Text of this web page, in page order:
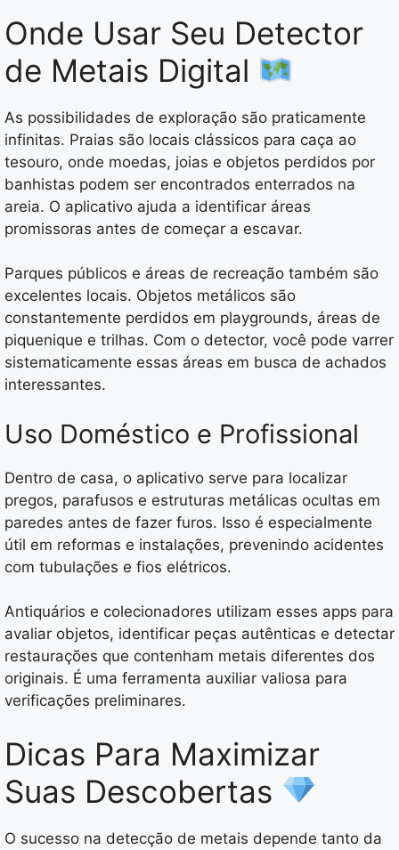
Onde Usar Seu Detector
de Metais Digital
As possibilidades de exploração são praticamente
infinitas. Praias são locais clássicos para caça ao
tesouro, onde moedas, joias e objetos perdidos por
banhistas podem ser encontrados enterrados na
areia. O aplicativo ajuda a identificar áreas
promissoras antes de começar a escavar.
Parques públicos e áreas de recreação também são
excelentes locais. Objetos metálicos são
constantemente perdidos em playgrounds, áreas de
piquenique e trilhas. Com o detector, você pode varrer
sistematicamente essas áreas em busca de achados
interessantes.
Uso Doméstico e Profissional
Dentro de casa, o aplicativo serve para localizar
pregos, parafusos e estruturas metálicas ocultas em
paredes antes de fazer furos. Isso é especialmente
útil em reformas e instalações, prevenindo acidentes
com tubulações e fios elétricos.
Antiquários e colecionadores utilizam esses apps para
avaliar objetos, identificar peças autênticas e detectar
restaurações que contenham metais diferentes dos
originais. É uma ferramenta auxiliar valiosa para
verificações preliminares.
Dicas Para Maximizar
Suas Descobertas
O sucesso na detecção de metais depende tanto da